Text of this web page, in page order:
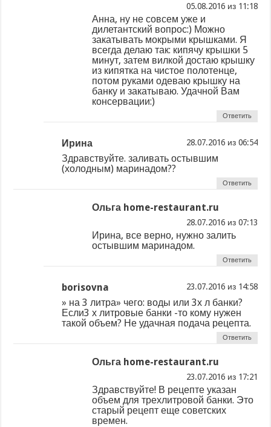
из
Анна, ну не совсем уже и
дилетантский вопрос:) Можно
закатывать мокрыми крышками. Я
всегда делаю так: кипячу крышки 5
минут, затем вилкой достаю крышку
из кипятка на чистое полотенце,
потом руками одеваю крышку на
банку и закатываю. Удачной Вам
консервации:)
Ответить
Ирина из
Здравствуйте. заливать остывшим
(холодным) маринадом??
Ответить
Ольга home-restaurant.ru
из
Ирина, все верно, нужно залить
остывшим маринадом.
Ответить
borisovna из
» на 3 литра» чего: воды или 3х л банки?
Если3 х литровые банки -то кому нужен
такой объем? Не удачная подача рецепта.
Ответить
Ольга home-restaurant.ru
из
Здравствуйте! В рецепте указан
объем для трехлитровой банки. Это
старый рецепт еще советских
времен.